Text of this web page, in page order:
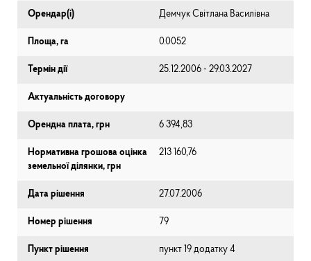
Орендар(і) Демчук Світлана Василівна
Площа, га 0.0052
Термін дії 25.12.2006 - 29.03.2027
Актуальність договору
Орендна плата, грн 6 394,83
Нормативна грошова оцінка
земельної ділянки, грн
213 160,76
Дата рішення 27.07.2006
Номер рішення 79
Пункт рішення пункт 19 додатку 4